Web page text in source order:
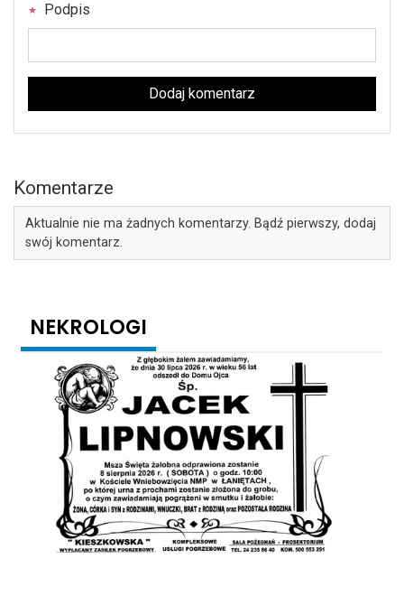
Podpis
Dodaj komentarz
Komentarze
Aktualnie nie ma żadnych komentarzy. Bądź pierwszy, dodaj
swój komentarz.
NEKROLOGI